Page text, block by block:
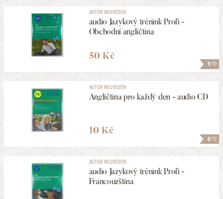
9/10
AUTOR NEUVEDEN
audio Jazykový trénink Profi -
Obchodní angličtina
50 Kč
8/10
AUTOR NEUVEDEN
Angličtina pro každý den - audio CD
10 Kč
AUTOR NEUVEDEN
audio Jazykový trénink Profi -
Francouzština